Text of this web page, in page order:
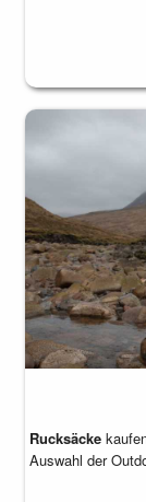
Rucksäcke
Auswahl der